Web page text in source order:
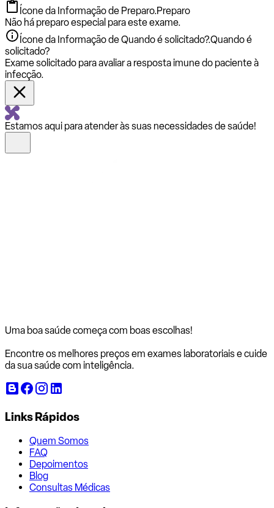
Ícone da Informação de Preparo.Preparo
Não há preparo especial para este exame.
Ícone da Informação de Quando é solicitado?.Quando é
solicitado?
Exame solicitado para avaliar a resposta imune do paciente à
infecção.
Estamos aqui para atender às suas necessidades de saúde!
Uma boa saúde começa com boas escolhas!
Encontre os melhores preços em exames laboratoriais e cuide
da sua saúde com inteligência.
Links Rápidos
Quem Somos
FAQ
Depoimentos
Blog
Consultas Médicas